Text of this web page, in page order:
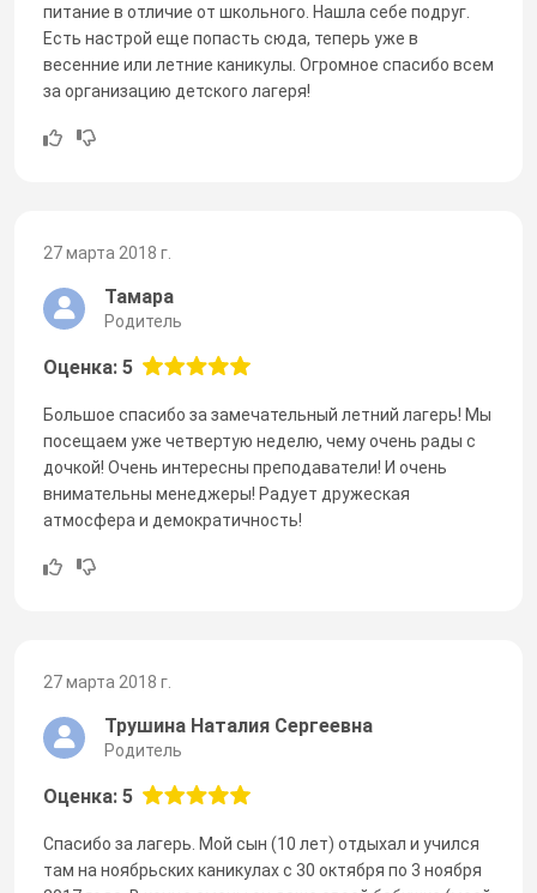
питание в отличие от школьного. Нашла себе подруг.
Есть настрой еще попасть сюда, теперь уже в
весенние или летние каникулы. Огромное спасибо всем
за организацию детского лагеря!
27 марта 2018 г.
Тамара
Родитель
Оценка: 5
Большое спасибо за замечательный летний лагерь! Мы
посещаем уже четвертую неделю, чему очень рады с
дочкой! Очень интересны преподаватели! И очень
внимательны менеджеры! Радует дружеская
атмосфера и демократичность!
27 марта 2018 г.
Трушина Наталия Сергеевна
Родитель
Оценка: 5
Спасибо за лагерь. Мой сын (10 лет) отдыхал и учился
там на ноябрьских каникулах с 30 октября по 3 ноября